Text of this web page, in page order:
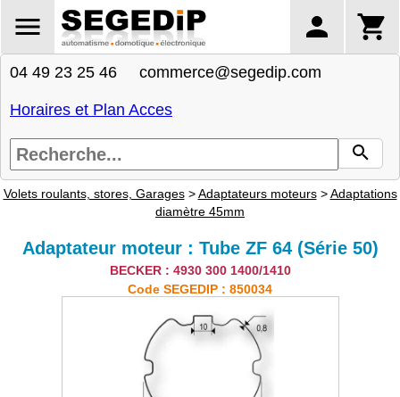
04 49 23 25 46 commerce@segedip.com
Horaires et Plan Acces
Volets roulants, stores, Garages>Adaptateurs moteurs>Adaptations
diamètre 45mm
Adaptateur moteur : Tube ZF 64 (Série 50)
BECKER : 4930 300 1400/1410
Code SEGEDIP : 850034